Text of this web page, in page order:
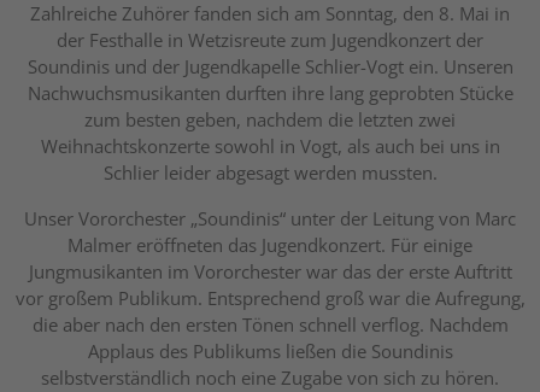
Zahlreiche Zuhörer fanden sich am Sonntag, den 8. Mai in
der Festhalle in Wetzisreute zum Jugendkonzert der
Soundinis und der Jugendkapelle Schlier-Vogt ein. Unseren
Nachwuchsmusikanten durften ihre lang geprobten Stücke
zum besten geben, nachdem die letzten zwei
Weihnachtskonzerte sowohl in Vogt, als auch bei uns in
Schlier leider abgesagt werden mussten.
Unser Vororchester „Soundinis“ unter der Leitung von Marc
Malmer eröffneten das Jugendkonzert. Für einige
Jungmusikanten im Vororchester war das der erste Auftritt
vor großem Publikum. Entsprechend groß war die Aufregung,
die aber nach den ersten Tönen schnell verflog. Nachdem
Applaus des Publikums ließen die Soundinis
selbstverständlich noch eine Zugabe von sich zu hören.